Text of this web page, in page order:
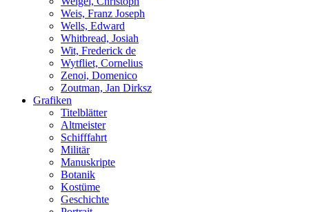
Weis, Franz Joseph
Wells, Edward
Whitbread, Josiah
Wit, Frederick de
Wytfliet, Cornelius
Zenoi, Domenico
Zoutman, Jan Dirksz
Grafiken
Titelblätter
Altmeister
Schifffahrt
Militär
Manuskripte
Botanik
Kostüme
Geschichte